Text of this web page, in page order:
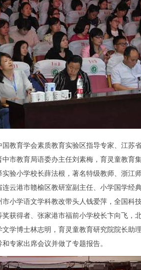
育学会素质教育实验区指导专家、江苏省
市教育局语委办主任刘素梅，育灵童教育
验小学校长薛法根，著名特级教师、浙江
云港市赣榆区教研室副主任、小学国学经
小学语文学科教改带头人钱爱萍，全国科
获得者、张家港市福前小学校长卞向飞，
学博士林志明，育灵童教育研究院院长助
专家出席会议并做了专题报告。